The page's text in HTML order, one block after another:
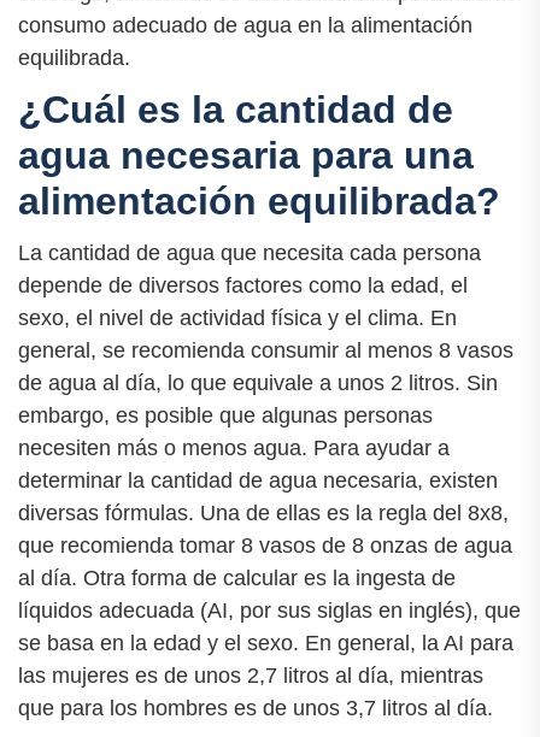
consumo adecuado de agua en la alimentación
equilibrada.
¿Cuál es la cantidad de
agua necesaria para una
alimentación equilibrada?
La cantidad de agua que necesita cada persona
depende de diversos factores como la edad, el
sexo, el nivel de actividad física y el clima. En
general, se recomienda consumir al menos 8 vasos
de agua al día, lo que equivale a unos 2 litros. Sin
embargo, es posible que algunas personas
necesiten más o menos agua. Para ayudar a
determinar la cantidad de agua necesaria, existen
diversas fórmulas. Una de ellas es la regla del 8x8,
que recomienda tomar 8 vasos de 8 onzas de agua
al día. Otra forma de calcular es la ingesta de
líquidos adecuada (AI, por sus siglas en inglés), que
se basa en la edad y el sexo. En general, la AI para
las mujeres es de unos 2,7 litros al día, mientras
que para los hombres es de unos 3,7 litros al día.